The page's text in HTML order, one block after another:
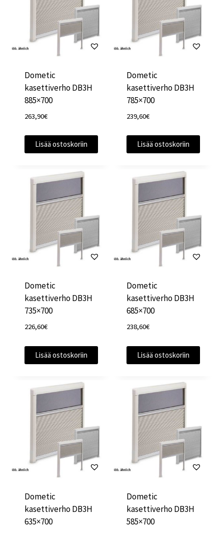
Dometic
kasettiverho DB3H
885×700
263,90€
Lisää ostoskoriin
Dometic
kasettiverho DB3H
785×700
239,60€
Lisää ostoskoriin
Dometic
kasettiverho DB3H
735×700
226,60€
Lisää ostoskoriin
Dometic
kasettiverho DB3H
685×700
238,60€
Lisää ostoskoriin
Dometic
kasettiverho DB3H
635×700
Dometic
kasettiverho DB3H
585×700